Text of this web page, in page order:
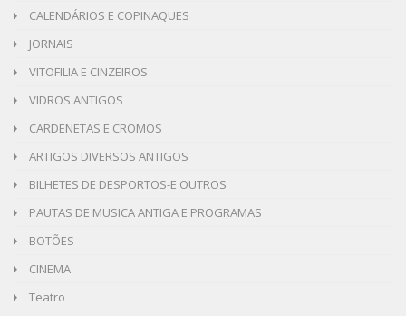
CALENDÁRIOS E COPINAQUES
JORNAIS
VITOFILIA E CINZEIROS
VIDROS ANTIGOS
CARDENETAS E CROMOS
ARTIGOS DIVERSOS ANTIGOS
BILHETES DE DESPORTOS-E OUTROS
PAUTAS DE MUSICA ANTIGA E PROGRAMAS
BOTÕES
CINEMA
Teatro